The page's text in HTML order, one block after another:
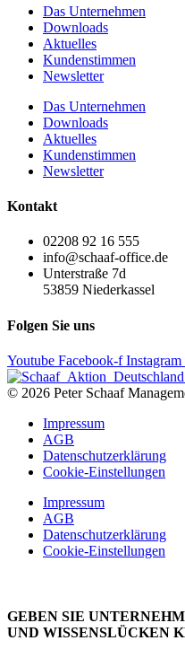
Das Unternehmen
Downloads
Aktuelles
Kundenstimmen
Newsletter
Das Unternehmen
Downloads
Aktuelles
Kundenstimmen
Newsletter
Kontakt
02208 92 16 555
info@schaaf-office.de
Unterstraße 7d
53859 Niederkassel
Folgen Sie uns
Youtube Facebook-f Instagram
© 2026 Peter Schaaf
Impressum
AGB
Datenschutzerklärung
Cookie-Einstellungen
Impressum
AGB
Datenschutzerklärung
Cookie-Einstellungen
GEBEN SIE
UND WISSENSLÜCKEN